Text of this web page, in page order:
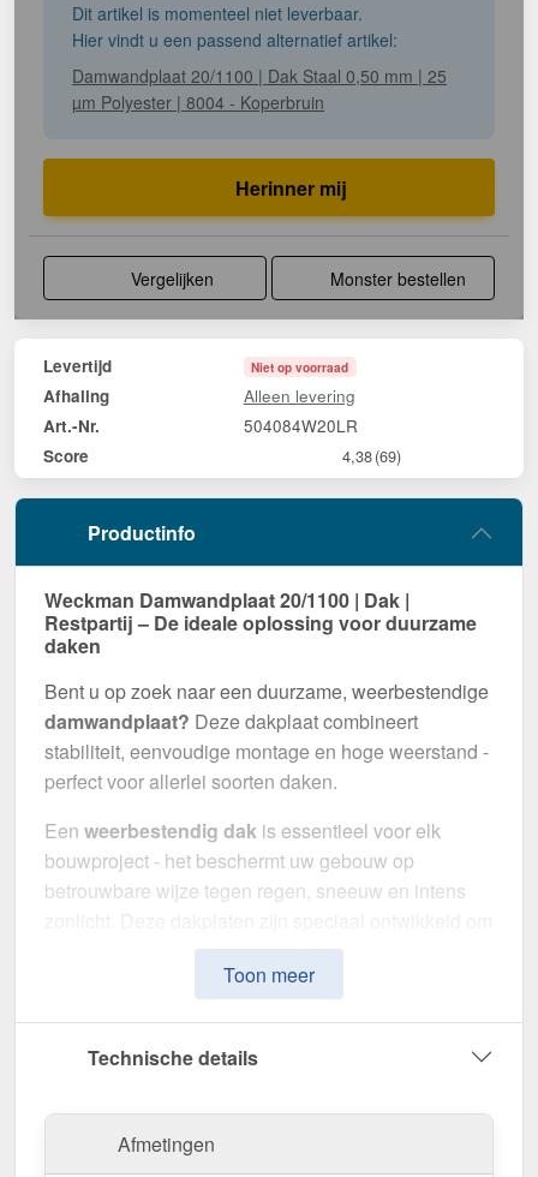
Dit artikel is momenteel niet leverbaar.
Hier vindt u een passend alternatief artikel:
Damwandplaat 20/1100 | Dak Staal 0,50 mm | 25
µm Polyester | 8004 - Koperbruin
Herinner mij
Vergelijken Monster bestellen
Levertijd Niet op voorraad
Afhaling Alleen levering
Art.-Nr. 504084W20LR
Score 4,38(69)
Productinfo
Weckman Damwandplaat 20/1100 | Dak |
Restpartij – De ideale oplossing voor duurzame
daken
Bent u op zoek naar een duurzame, weerbestendige
damwandplaat? Deze dakplaat combineert
stabiliteit, eenvoudige montage en hoge weerstand -
perfect voor allerlei soorten daken.
Een weerbestendig dak is essentieel voor elk
bouwproject - het beschermt uw gebouw op
betrouwbare wijze tegen regen, sneeuw en intens
robuuste en duurzame dakoplossing
bieden. Het maakt indruk met eenvoudige montage,
Gemaakt vanStaalmet een
materiaaldikte van 0,40
plaatbreedte van 1,135 men deeffectieve
werkende breedte van 1,10 m
Toon meer
Technische details
Afmetingen